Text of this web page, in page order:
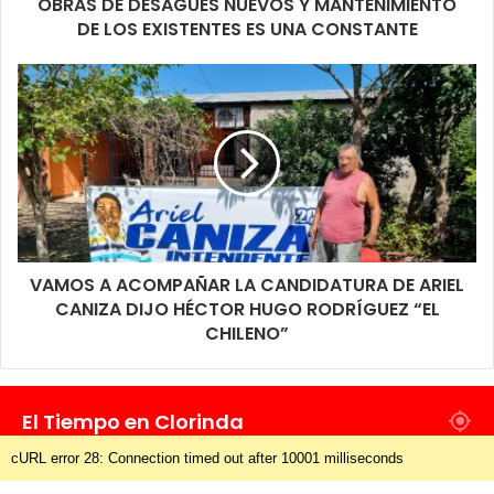
OBRAS DE DESAGÜES NUEVOS Y MANTENIMIENTO
DE LOS EXISTENTES ES UNA CONSTANTE
VAMOS A ACOMPAÑAR LA CANDIDATURA DE ARIEL
CANIZA DIJO HÉCTOR HUGO RODRÍGUEZ “EL
CHILENO”
El Tiempo en Clorinda
cURL error 28: Connection timed out after 10001 milliseconds